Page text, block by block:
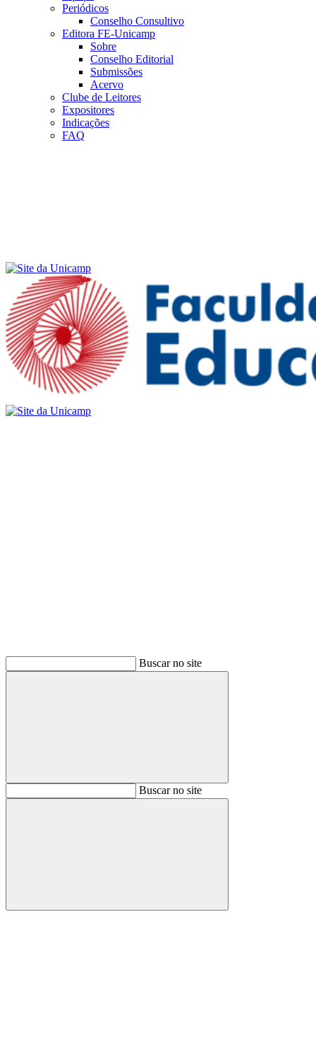
Periódicos
Conselho Consultivo
Editora FE-Unicamp
Sobre
Conselho Editorial
Submissões
Acervo
Clube de Leitores
Expositores
Indicações
FAQ
Buscar no site
BuscarBuscar no site
Buscar